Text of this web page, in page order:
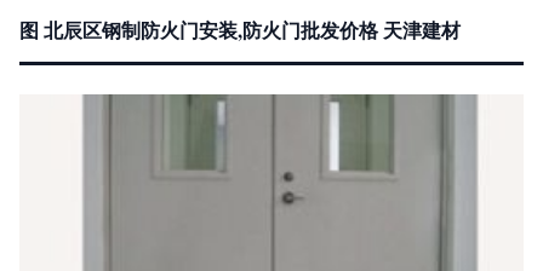
图 北辰区钢制防火门安装,防火门批发价格 天津建材